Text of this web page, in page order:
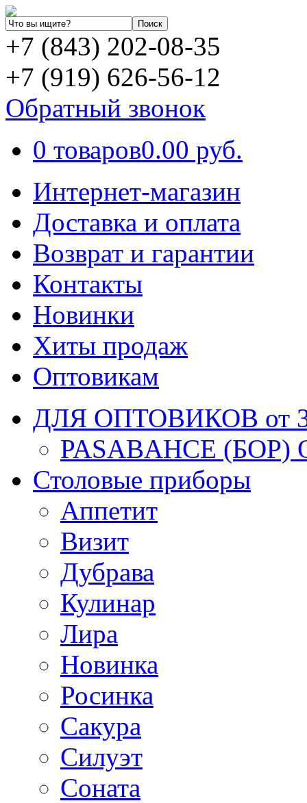
+7 (843) 202-08-35
+7 (919) 626-56-12
Обратный звонок
0 товаров0.00 руб.
Интернет-магазин
Доставка и оплата
Возврат и гарантии
Контакты
Новинки
Хиты продаж
Оптовикам
ДЛЯ ОПТОВИКОВ от
PASABAHCE (БОР)
Столовые приборы
Аппетит
Визит
Дубрава
Кулинар
Лира
Новинка
Росинка
Сакура
Силуэт
Соната